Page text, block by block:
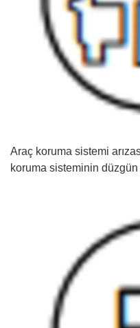
Araç koruma sistemi
koruma sisteminin düzgün